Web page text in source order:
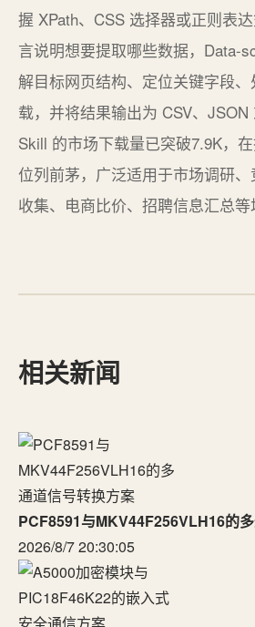
握 XPath、CSS 选择器或正则表
言说明想要提取哪些数据，Data-
解目标网页结构、定位关键字段
载，并将结果输出为 CSV、
Skill 的市场下载量已突破7.9K，
位列前茅，广泛适用于市场调研
收集、电商比价、招聘信息汇总
相关新闻
PCF8591与MKV44F256VLH16的
2026/8/7 20:30:05